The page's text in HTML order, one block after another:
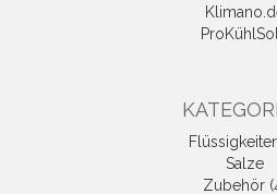
Salze
Zubehör